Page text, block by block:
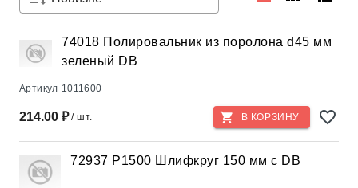
74018 Полировальник из поролона d45 мм
зеленый DB
Артикул 1011600
214.00 ₽/ шт. В КОРЗИНУ
72937 Р1500 Шлифкруг 150 мм с DB